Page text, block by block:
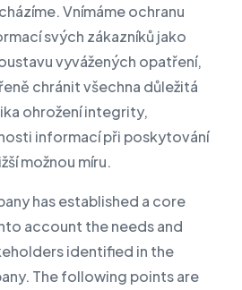
Vnímáme ochranu
svých zákazníků jako
vyvážených opatření,
chránit všechna důležitá
ohrožení integrity,
informací při poskytování
možnou míru.
has established a core
account the needs and
identified in the
The following points are